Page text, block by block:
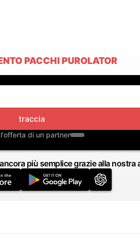
PACCHI PUROLATOR
traccia
di un partner
più semplice grazie alla nostra